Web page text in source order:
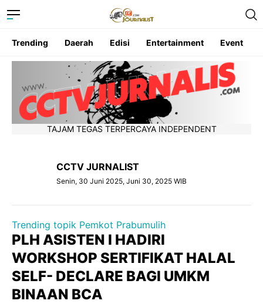
Trending Daerah Edisi Entertainment Event
TAJAM TEGAS TERPERCAYA INDEPENDENT
CCTV JURNALIST
Senin, 30 Juni 2025, Juni 30, 2025 WIB
Trending topik Pemkot Prabumulih
PLH ASISTEN I HADIRI
WORKSHOP SERTIFIKAT HALAL
SELF- DECLARE BAGI UMKM
BINAAN BCA